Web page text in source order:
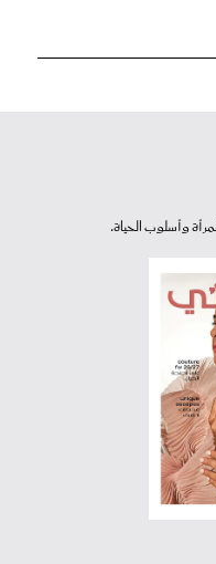
وأسلوب الحياة.